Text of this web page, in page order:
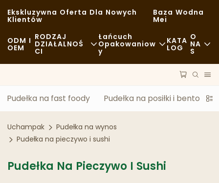
Ekskluzywna Oferta Dla Nowych
Klientów
Baza Wodna
Mei
ODM I
OEM
RODZAJ
DZIAŁALNOŚ
CI
Fast Food
Wykwintna Kuchnia
Kawiarnie I Kawiarnie
Łańcuch
Opakowaniow
Y
Surowce
Proces
Technologia
KATA
LOG
O
NA
S
Aktualności
Sprawy
Pudełka na fast foody Pudełka na posiłki i bento
Uchampak
Pudełka na wynos
Pudełka na pieczywo i sushi
Pudełka Na Pieczywo I Sushi